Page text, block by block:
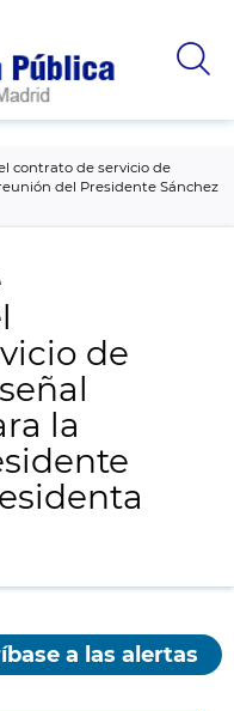
contrato de servicio de
del Presidente Sánchez
de
la
a las alertas